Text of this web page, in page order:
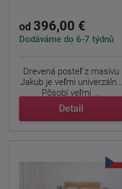
od 396,00 €
Dodáváme do 6-7 týdnů
Drevená posteľ z masívu
Jakub je veľmi univerzálny.
Pôsobí veľmi ...
Detail